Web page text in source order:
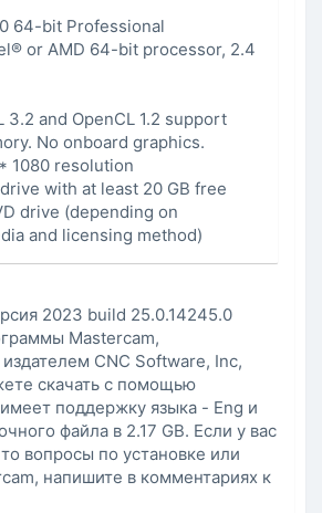
64-bit Professional
or AMD 64-bit processor, 2.4
3.2 and OpenCL 1.2 support
No onboard graphics.
1080 resolution
with at least 20 GB free
drive (depending on
and licensing method)
2023 build 25.0.14245.0
Mastercam,
CNC Software, Inc,
скачать с помощью
поддержку языка - Eng и
файла в 2.17 GB. Если у вас
вопросы по установке или
напишите в комментариях к